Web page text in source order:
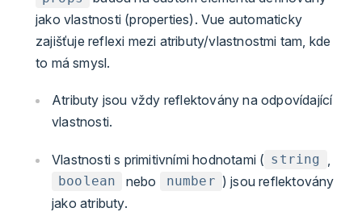
jako vlastnosti (properties). Vue automaticky
zajišťuje reflexi mezi atributy/vlastnostmi tam, kde
to má smysl.
Atributy jsou vždy reflektovány na odpovídající
vlastnosti.
Vlastnosti s primitivními hodnotami ( string
boolean nebo number ) jsou reflektovány
jako atributy.